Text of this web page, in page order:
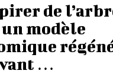
de
modèle
…